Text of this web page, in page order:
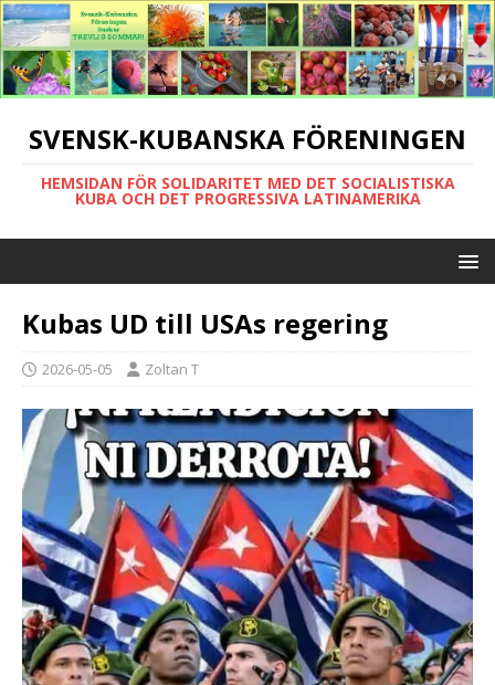
SVENSK-KUBANSKA FÖRENINGEN
HEMSIDAN FÖR SOLIDARITET MED DET SOCIALISTISKA
KUBA OCH DET PROGRESSIVA LATINAMERIKA
Kubas UD till USAs regering
2026-05-05 Zoltan T